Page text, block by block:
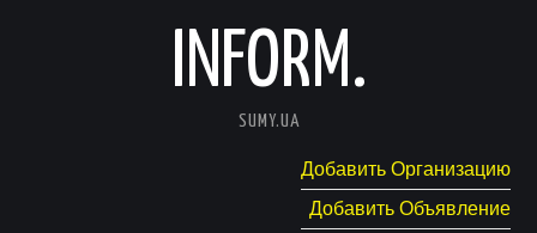
INFORM.
SUMY.UA
Добавить Организацию
Добавить Объявление